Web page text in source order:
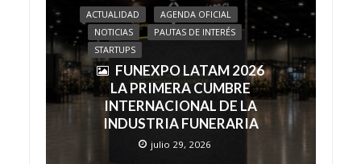
ACTUALIDAD
AGENDA OFICIAL
NOTICIAS
PAUTAS DE INTERÉS
STARTUPS
FUNEXPO LATAM 2026
LA PRIMERA CUMBRE
INTERNACIONAL DE LA
INDUSTRIA FUNERARIA
julio 29, 2026